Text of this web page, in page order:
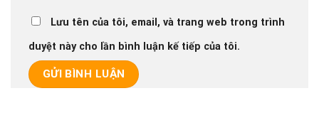
Lưu tên của tôi, email, và trang web trong trình
duyệt này cho lần bình luận kế tiếp của tôi.